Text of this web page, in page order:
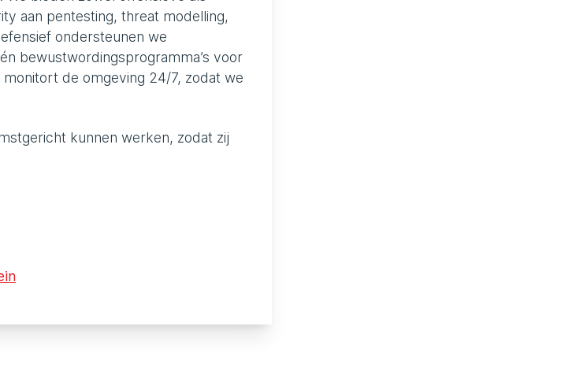
aan pentesting, threat modelling,
ondersteunen we
bewustwordingsprogramma’s voor
de omgeving 24/7, zodat we
kunnen werken, zodat zij